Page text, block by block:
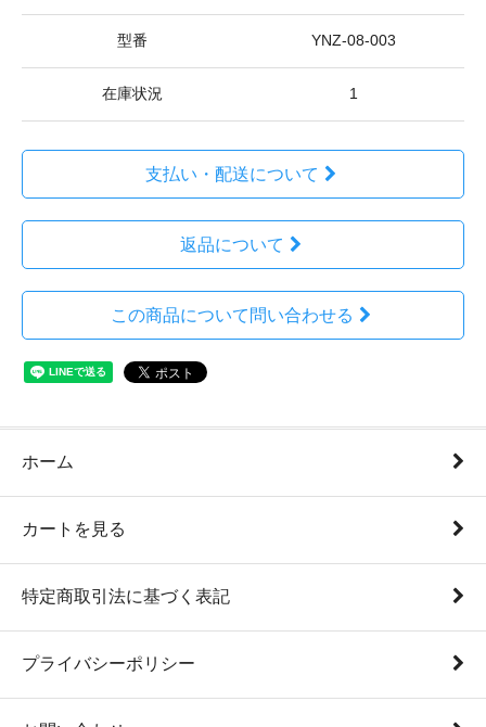
型番 YNZ-08-003
在庫状況 1
支払い・配送について
返品について
この商品について問い合わせる
ホーム
カートを見る
特定商取引法に基づく表記
プライバシーポリシー